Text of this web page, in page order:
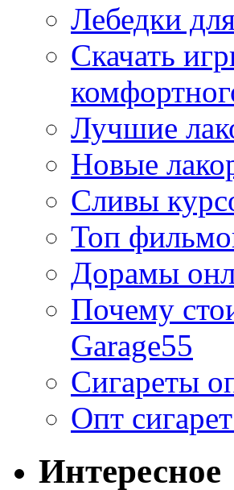
Лебедки
Скачать
Лучшие
Новые
Сливы
Топ
Дорамы
Почему
Garage55
Сигареты
Опт
Интересное